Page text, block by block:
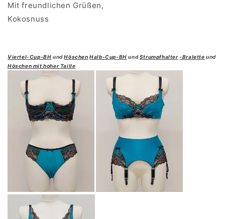
Mit freundlichen Grüßen,
Kokosnuss
Viertel-Cup-BH undHöschen Halb-Cup-BH undStrumpfhalter -Bralette und
Höschen mit hoher Taille